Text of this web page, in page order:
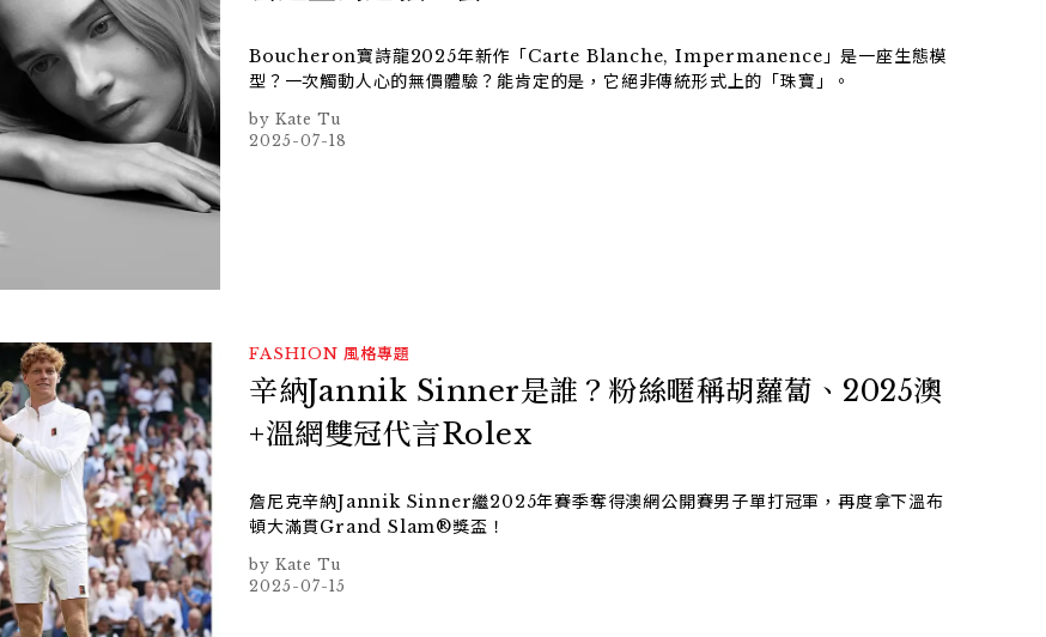
Boucheron寶詩龍2025年新作「Carte Blanche, Impermanence」是一座生態模
型？一次觸動人心的無價體驗？能肯定的是，它絕非傳統形式上的「珠寶」。
Kate Tu
2025-07-18
FASHION 風格專題
辛納Jannik Sinner是誰？粉絲暱稱胡蘿蔔、2025澳
+溫網雙冠代言Rolex
詹尼克辛納Jannik Sinner繼2025年賽季奪得澳網公開賽男子單打冠軍，再度拿下溫布
頓大滿貫Grand Slam®獎盃！
Kate Tu
2025-07-15